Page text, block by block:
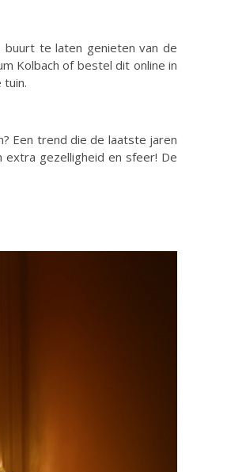
buurt te laten genieten van de
Kolbach of bestel dit online in
tuin.
Een trend die de laatste jaren
gezelligheid en sfeer! De